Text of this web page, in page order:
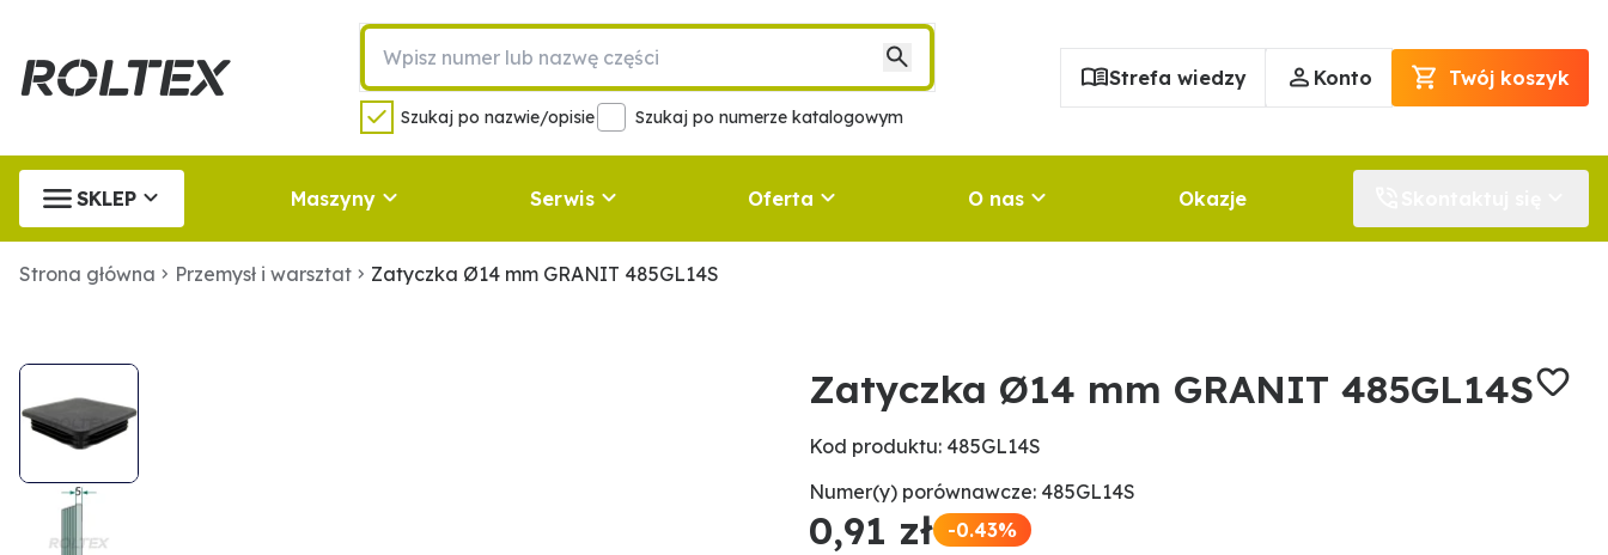
Szukaj po nazwie/opisie Szukaj po numerze katalogowym
Strefa wiedzy Konto Twój koszyk
SKLEP Maszyny Serwis Oferta O nas Okazje
Strona główna Przemysł i warsztat Zatyczka Ø14 mm GRANIT 485GL14S
Zatyczka Ø14 mm GRANIT 485GL14S
Kod produktu: 485GL14S
Numer(y) porównawcze: 485GL14S
0,91 zł -0.43%